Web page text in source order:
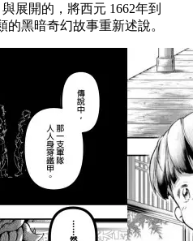
展開的，將西元 1662年到
的黑暗奇幻故事重新述說。